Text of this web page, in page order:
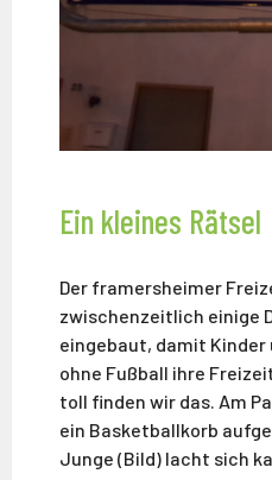
Ein kleines Rätsel
Der framersheimer
zwischenzeitlich einige
eingebaut, damit
ohne Fußball ihre
toll finden wir das. Am
ein Basketballkorb
Junge (Bild) lacht sich